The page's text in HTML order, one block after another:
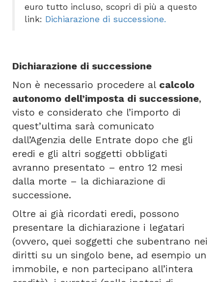
euro tutto incluso, scopri di più a questo
link: Dichiarazione di successione.
Dichiarazione di successione
Non è necessario procedere al calcolo
autonomo dell’imposta di successione,
visto e considerato che l’importo di
quest’ultima sarà comunicato
dall’Agenzia delle Entrate dopo che gli
eredi e gli altri soggetti obbligati
avranno presentato – entro 12 mesi
dalla morte – la dichiarazione di
successione.
Oltre ai già ricordati eredi, possono
presentare la dichiarazione i legatari
(ovvero, quei soggetti che subentrano nei
diritti su un singolo bene, ad esempio un
immobile, e non partecipano all’intera